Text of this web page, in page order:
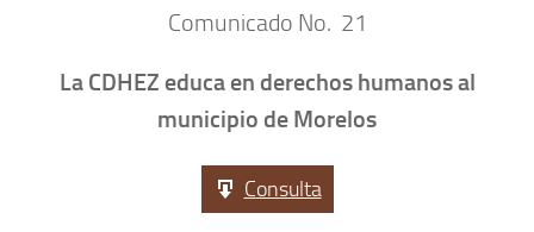
Comunicado No. 21
La CDHEZ educa en derechos humanos al
municipio de Morelos
Consulta